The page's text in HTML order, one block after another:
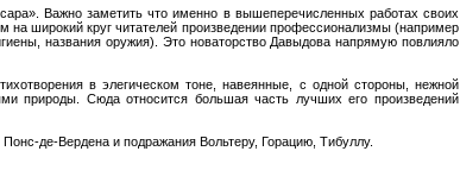
Важно заметить что именно в вышеперечисленных работах своих
на широкий круг читателей произведении профессионализмы (например
названия оружия). Это новаторство Давыдова напрямую повлияло
в элегическом тоне, навеянные, с одной стороны, нежной
природы. Сюда относится большая часть лучших его произведений
де-Вердена и подражания Вольтеру, Горацию, Тибуллу.